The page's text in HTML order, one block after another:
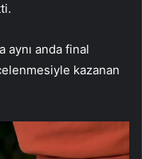
aynı anda final
kazanan